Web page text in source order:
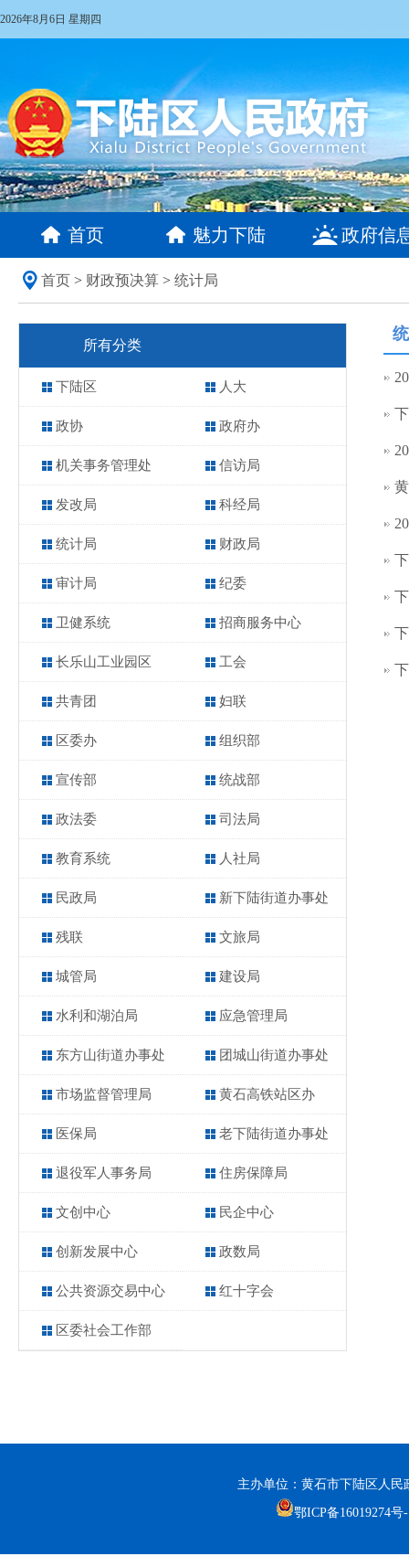
2026年8月6日 星期四
首页 魅力下陆 政府信
首页 > 财政预决算 > 统计局
所有分类
下陆区 人大
政协 政府办
机关事务管理处 信访局
发改局 科经局
统计局 财政局
审计局 纪委
卫健系统 招商服务中心
长乐山工业园区 工会
共青团 妇联
区委办 组织部
宣传部 统战部
政法委 司法局
教育系统 人社局
民政局 新下陆街道办事处
残联 文旅局
城管局 建设局
水利和湖泊局 应急管理局
东方山街道办事处 团城山街道办事处
市场监督管理局 黄石高铁站区办
医保局 老下陆街道办事处
退役军人事务局 住房保障局
文创中心 民企中心
创新发展中心 政数局
公共资源交易中心 红十字会
区委社会工作部
主办单位：黄石市下陆区人
鄂ICP备16019274号